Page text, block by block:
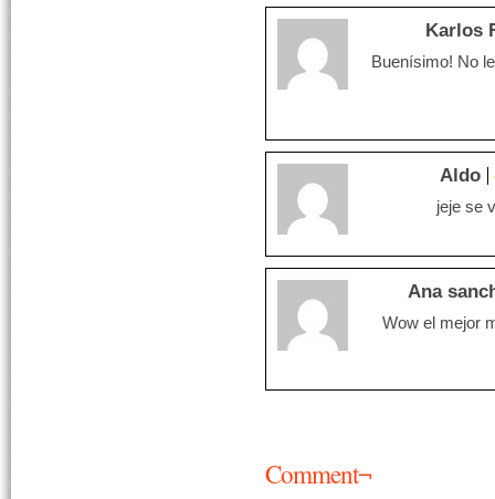
Karlos
Buenísimo! No
Aldo
jeje se
Ana
Wow el mejor
Comment¬